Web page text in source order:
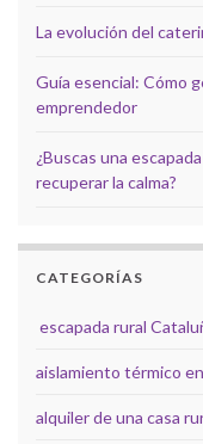
La evolución del
Guía esencial: Cómo
emprendedor
¿Buscas una
recuperar la calma?
CATEGORÍAS
escapada rural
aislamiento térmico
alquiler de una casa